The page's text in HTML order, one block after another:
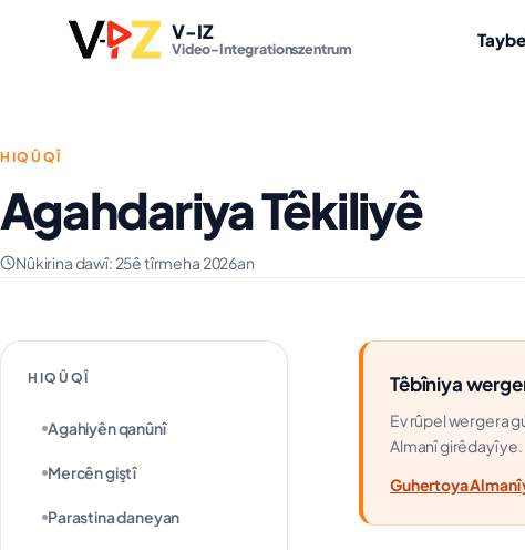
V-IZ
Video-Integrationszentrum
HIQÛQÎ
Agahdariya Têkiliyê
Nûkirina dawî: 25ê tîrmeha 2026an
HIQÛQÎ
Agahiyên qanûnî
Mercên giştî
Parastina daneyan
Têbîniya
Ev rûpel wergera
Almanî girêdayî ye.
Guhertoya Almanî